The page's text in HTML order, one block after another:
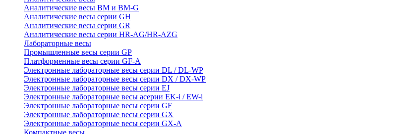
Аналитические весы BM и BM-G
Аналитические весы серии GH
Аналитические весы серии GR
Аналитические весы серии HR-AG/HR-AZG
Лабораторные весы
Промышленные весы серии GP
Платформенные весы серии GF-A
Электронные лабораторные весы серии DL / DL-WP
Электронные лабораторные весы серии DX / DX-WP
Электронные лабораторные весы серии EJ
Электронные лабораторные весы aсерии EK-i / EW-i
Электронные лабораторные весы серии GF
Электронные лабораторные весы серии GX
Электронные лабораторные весы серии GX-A
Компактные весы